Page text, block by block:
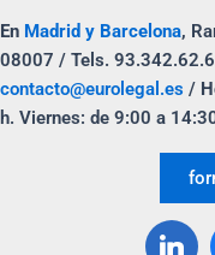
c
e
b
tt
er
k
e
dI
n
En Madrid y Barcelona,
08007 / Tels.
contacto@eurolegal.es /
h. Viernes: de 9:00 a